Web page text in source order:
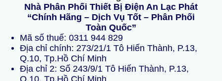
Nhà Phân Phối Thiết Bị Điện An Lạc Phát
“Chính Hãng – Dịch Vụ Tốt – Phân Phối
Toàn Quốc”
Mã số thuế: 0311 944 829
Địa chỉ chính: 273/21/1 Tô Hiến Thành, P.13,
Q.10, Tp.Hồ Chí Minh
Địa chỉ 2: Số 243/9/1 Tô Hiến Thành, P.13,
Q.10, Tp.Hồ Chí Minh